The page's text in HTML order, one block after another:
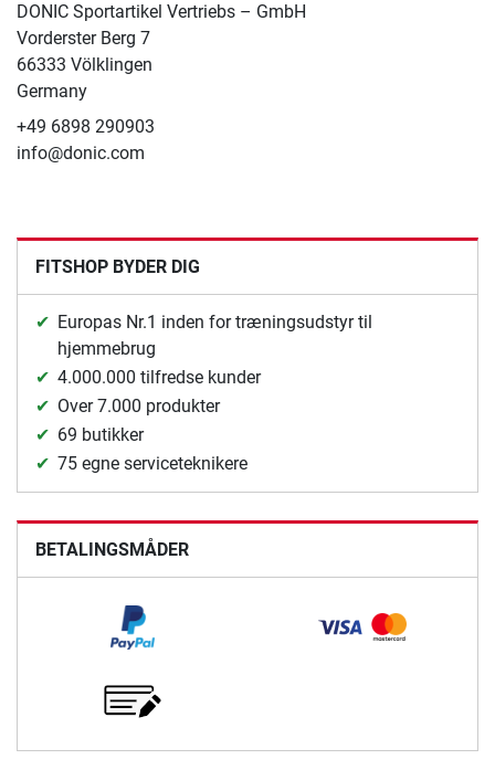
DONIC Sportartikel Vertriebs – GmbH
Vorderster Berg 7
66333 Völklingen
Germany
+49 6898 290903
info@donic.com
FITSHOP BYDER DIG
Europas Nr.1 inden for træningsudstyr til
hjemmebrug
4.000.000 tilfredse kunder
Over 7.000 produkter
69 butikker
75 egne serviceteknikere
BETALINGSMÅDER